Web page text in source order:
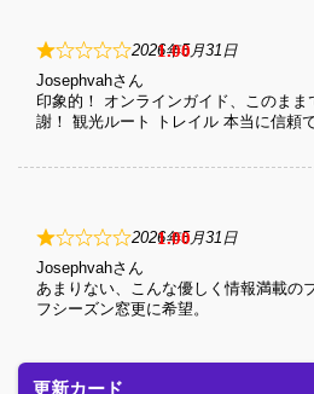
1
2026年5月31日
印象的！ オンラインガイド、このま
謝！ 観光ルート トレイル 本当に信頼
Josephvah
1
2026年5月31日
あまりない、こんな優しく情報満載の
フシーズン窓更に希望。
Josephvah
更新カード